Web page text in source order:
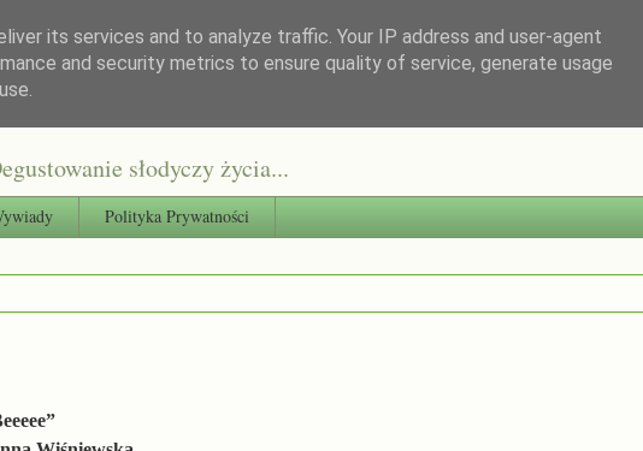
słodyczy życia...
Polityka Prywatności
its services and to analyze traffic. Your IP address and user-agent
and security metrics to ensure quality of service, generate usage